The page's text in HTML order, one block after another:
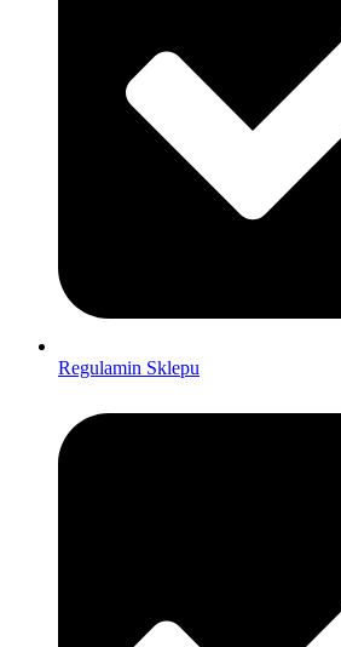
Regulamin Sklepu